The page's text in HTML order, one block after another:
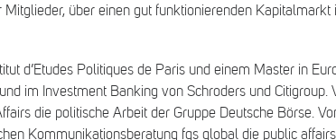
über einen gut funktionierenden
d’Etudes Politiques de Paris und einem Master in
im Investment Banking von Schroders und
die politische Arbeit der Gruppe Deutsche Börse.
Kommunikationsberatung fgs global die public